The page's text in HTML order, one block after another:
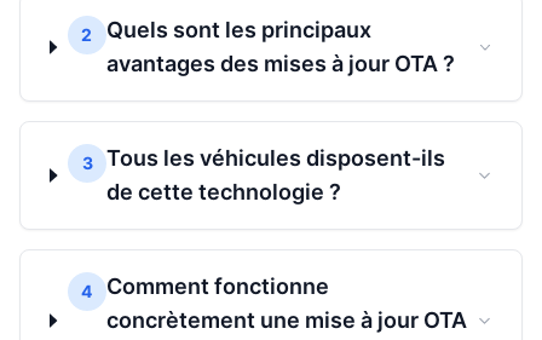
2
Quels sont les principaux
avantages des mises à jour OTA ?
3
Tous les véhicules disposent-ils
de cette technologie ?
4
Comment fonctionne
concrètement une mise à jour OTA